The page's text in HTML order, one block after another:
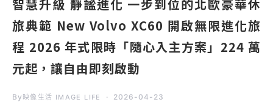
智慧升級 靜謐進化 一步到位的北歐豪華休
旅典範 New Volvo XC60 開啟無限進化旅
程 2026 年式限時「隨心入主方案」224 萬
元起，讓自由即刻啟動
By 映像生活 IMAGE LIFE 2026-04-23